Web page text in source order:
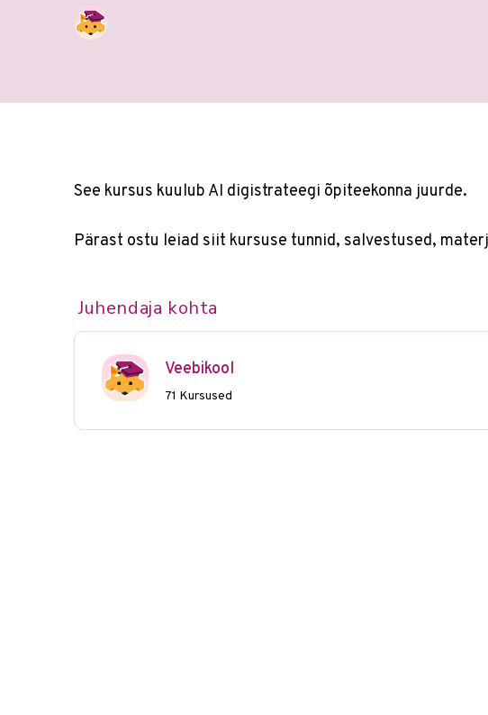
See kursus kuulub AI digistrateegi õpiteekonna juurde.
Pärast ostu leiad siit kursuse tunnid, salvestused,
Juhendaja kohta
Veebikool
71 Kursused